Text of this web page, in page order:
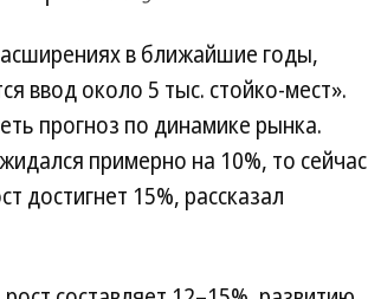
в ближайшие годы,
ввод около 5 тыс. стойко-мест».
прогноз по динамике рынка.
примерно на 10%, то сейчас
достигнет 15%, рассказал